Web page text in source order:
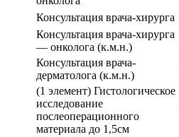
Консультация врача-хирурга
Консультация врача-хирурга
— онколога (к.м.н.)
Консультация врача-
дерматолога (к.м.н.)
(1 элемент) Гистологическое
исследование
послеоперационного
материала до 1,5см